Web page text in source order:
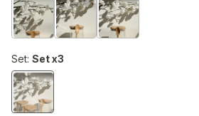
Set: Set x3